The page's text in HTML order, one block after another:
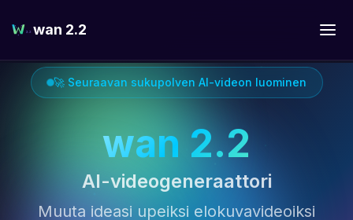
wan 2.2
🚀 Seuraavan sukupolven AI-videon luominen
wan 2.2
AI-videogeneraattori
Muuta ideasi upeiksi elokuvavideoiksi